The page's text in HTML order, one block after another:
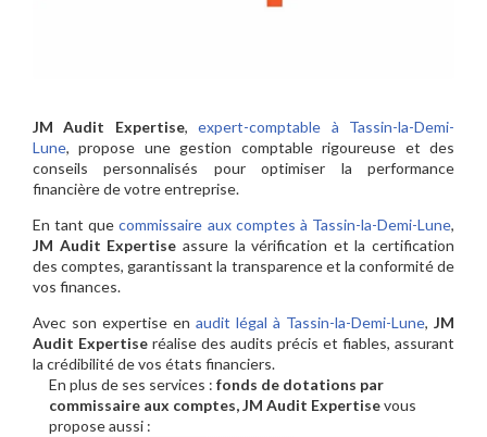
JM Audit Expertise,expert-comptable à Tassin-la-Demi-
Lune, propose une gestion comptable rigoureuse et des
conseils personnalisés pour optimiser la performance
financière de votre entreprise.
En tant quecommissaire aux comptes à Tassin-la-Demi-Lune,
JM Audit Expertise assure la vérification et la certification
des comptes, garantissant la transparence et la conformité de
vos finances.
Avec son expertise en audit légal à Tassin-la-Demi-Lune, JM
Audit Expertise réalise des audits précis et fiables, assurant
la crédibilité de vos états financiers.
En plus de ses services : fonds de dotations par
commissaire aux comptes, JM Audit Expertisevous
propose aussi :